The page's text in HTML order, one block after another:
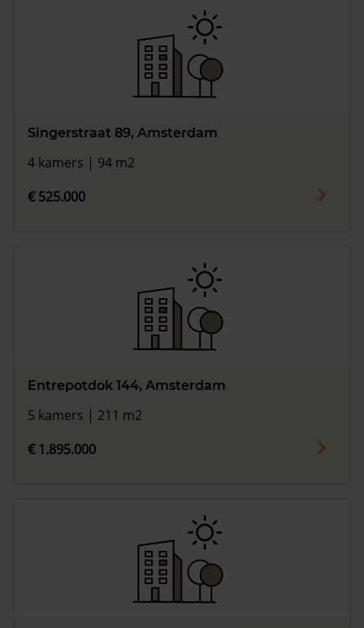
Singerstraat 89, Amsterdam
4 kamers | 94 m2
€ 525.000
Entrepotdok 144, Amsterdam
5 kamers | 211 m2
€ 1.895.000